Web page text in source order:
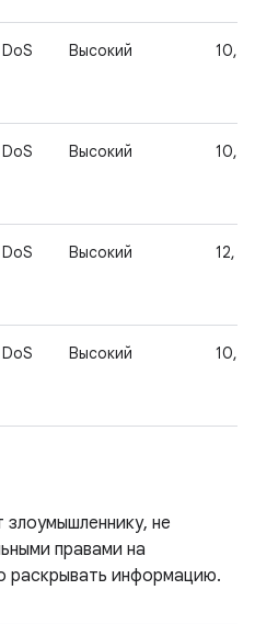
DoS Высокий 10,
DoS Высокий 10,
DoS Высокий 12,
DoS Высокий 10,
злоумышленнику, не
правами на
раскрывать информацию.